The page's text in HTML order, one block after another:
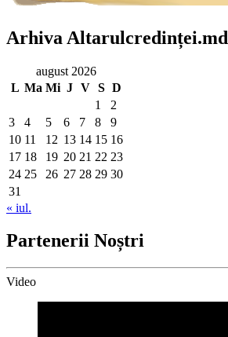
Arhiva Altarulcredinței.md
august 2026
L Ma Mi J V S D
1
2
3
4 5 6 7 8
9
10 11 12 13 14 15 16
17 18 19 20 21 22 23
24 25 26 27 28 29 30
31
« iul.
Partenerii Noștri
Video